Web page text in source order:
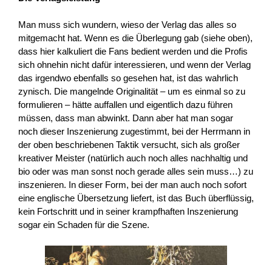
Man muss sich wundern, wieso der Verlag das alles so
mitgemacht hat. Wenn es die Überlegung gab (siehe oben),
dass hier kalkuliert die Fans bedient werden und die Profis
sich ohnehin nicht dafür interessieren, und wenn der Verlag
das irgendwo ebenfalls so gesehen hat, ist das wahrlich
zynisch. Die mangelnde Originalität – um es einmal so zu
formulieren – hätte auffallen und eigentlich dazu führen
müssen, dass man abwinkt. Dann aber hat man sogar
noch dieser Inszenierung zugestimmt, bei der Herrmann in
der oben beschriebenen Taktik versucht, sich als großer
kreativer Meister (natürlich auch noch alles nachhaltig und
bio oder was man sonst noch gerade alles sein muss…) zu
inszenieren. In dieser Form, bei der man auch noch sofort
eine englische Übersetzung liefert, ist das Buch überflüssig,
kein Fortschritt und in seiner krampfhaften Inszenierung
sogar ein Schaden für die Szene.